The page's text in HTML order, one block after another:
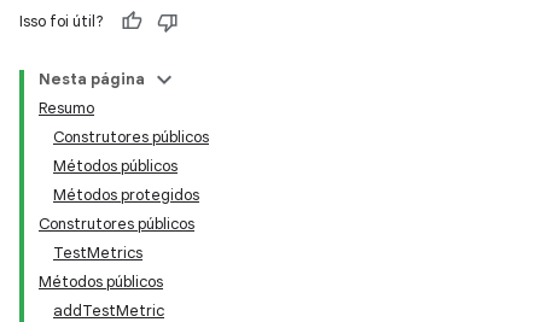
Isso foi útil?
Nesta página
Resumo
Construtores públicos
Métodos públicos
Métodos protegidos
Construtores públicos
TestMetrics
Métodos públicos
addTestMetric